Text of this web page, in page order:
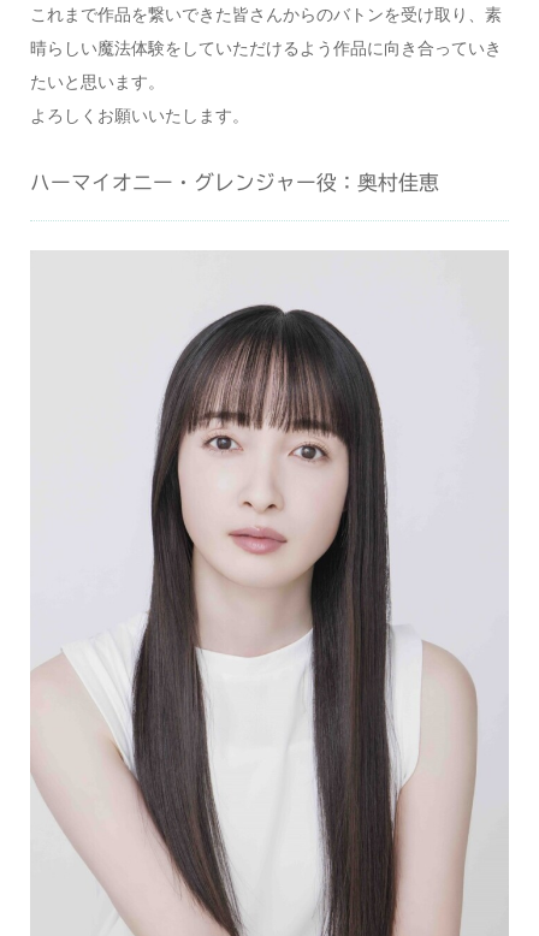
これまで作品を繋いできた皆さんからのバトンを受け取り、素
晴らしい魔法体験をしていただけるよう作品に向き合っていき
たいと思います。
よろしくお願いいたします。
ハーマイオニー・グレンジャー役：奥村佳恵